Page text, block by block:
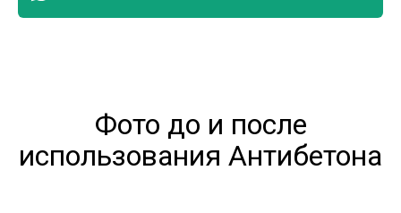
Фото до и после
использования Антибетона